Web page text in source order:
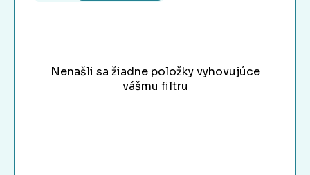
Nenašli sa žiadne položky vyhovujúce
vášmu filtru